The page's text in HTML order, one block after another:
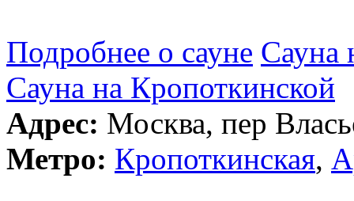
Подробнее о сауне Сауна
Сауна на Кропоткинской
Адрес: Москва, пер
Метро: Кропоткинская,